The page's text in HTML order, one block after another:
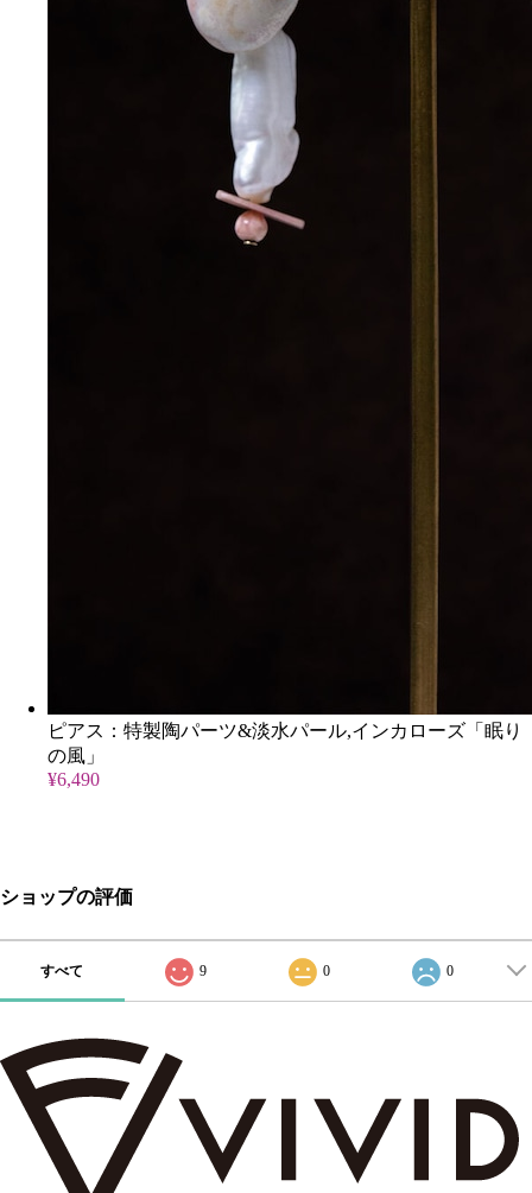
ピアス：特製陶パーツ&淡水パール,インカローズ「眠り
の風」
¥6,490
ショップの評価
すべて 9 0 0